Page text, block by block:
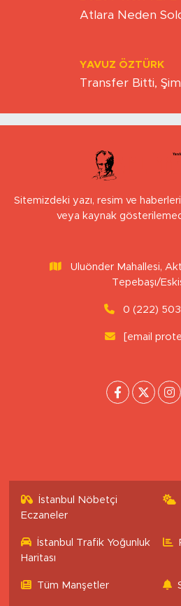
Atlara Neden
YAVUZ ÖZTÜRK
Transfer Bitti,
Sitemizdeki yazı, resim ve
veya kaynak
Uluönder Mahallesi,
Tepebaşı/
0 (222) 503
[email
İstanbul Nöbetçi
Eczaneler
İstanbul Trafik Yoğunluk
Haritası
Tüm Manşetler